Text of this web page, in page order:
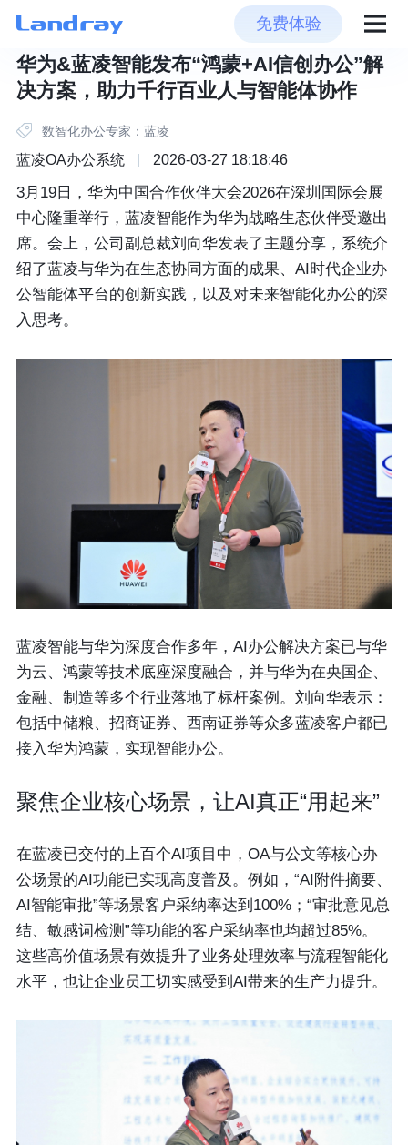
免费体验
华为&蓝凌智能发布“鸿蒙+AI信创办公”解
决方案，助力千行百业人与智能体协作
数智化办公专家：蓝凌
蓝凌OA办公系统 2026-03-27 18:18:46
3月19日，华为中国合作伙伴大会2026在深圳国际会展
中心隆重举行，蓝凌智能作为华为战略生态伙伴受邀出
席。会上，公司副总裁刘向华发表了主题分享，系统介
绍了蓝凌与华为在生态协同方面的成果、AI时代企业办
公智能体平台的创新实践，以及对未来智能化办公的深
入思考。
蓝凌智能与华为深度合作多年，AI办公解决方案已与华
为云、鸿蒙等技术底座深度融合，并与华为在央国企、
金融、制造等多个行业落地了标杆案例。 刘向华表示：
包括中储粮、招商证券、西南证券等众多蓝凌客户都已
接入华为鸿蒙，实现智能办公。
聚焦企业核心场景，让AI真正“用起来”
在蓝凌已交付的上百个AI项目中，OA与公文等核心办
公场景的AI功能已实现高度普及。例如，“AI附件摘要、
AI智能审批”等场景客户采纳率达到100%；“审批意见总
结、敏感词检测”等功能的客户采纳率也均超过85%。
这些高价值场景有效提升了业务处理效率与流程智能化
水平，也让企业员工切实感受到AI带来的生产力提升。